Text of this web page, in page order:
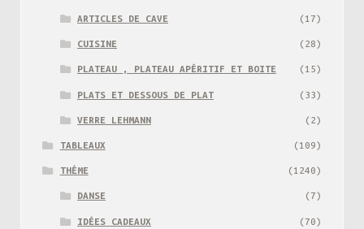
ARTICLES DE CAVE (17)
CUISINE (28)
PLATEAU , PLATEAU APÉRITIF ET BOITE (15)
PLATS ET DESSOUS DE PLAT (33)
VERRE LEHMANN (2)
TABLEAUX (109)
THÉME (1240)
DANSE (7)
IDÉES CADEAUX (70)